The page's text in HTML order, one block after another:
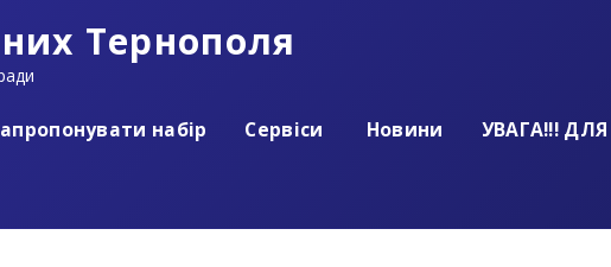
Тернополя
набір Сервіси Новини
УВАГА!!!